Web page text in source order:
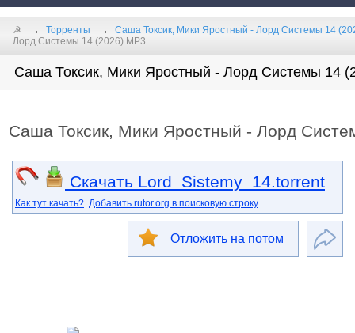
☭ Торренты
Саша Токсик, Мики Яростный - Лорд Системы 14
Лорд Системы 14 (2026) МР3
Саша Токсик, Мики Яростный - Лорд Системы 14
Саша Токсик, Мики Яростный - Лорд
Скачать Lord_Sistemy_14.torrent
Как тут качать? Добавить rutor.org в поисковую строку
Отложить на потом